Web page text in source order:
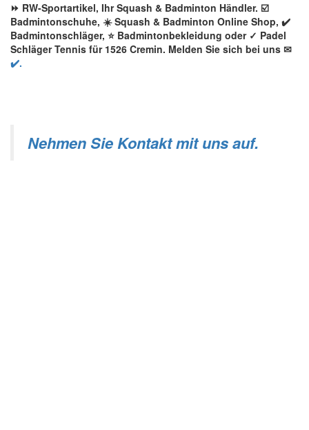
⏩ RW-Sportartikel, Ihr Squash & Badminton Händler. ☑️
Badmintonschuhe, ☀️ Squash & Badminton Online Shop, ✔️
Badmintonschläger, ⭐ Badmintonbekleidung oder ✓ Padel
Schläger Tennis für 1526 Cremin. Melden Sie sich bei uns ✉
✔️.
Nehmen Sie Kontakt mit uns auf.